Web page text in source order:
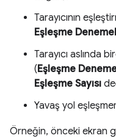
Tarayıcının
Eşleşme
Tarayıcı aslında
(Eşleşme
Eşleşme Sayısı
Yavaş yol
Örneğin, önceki ekran